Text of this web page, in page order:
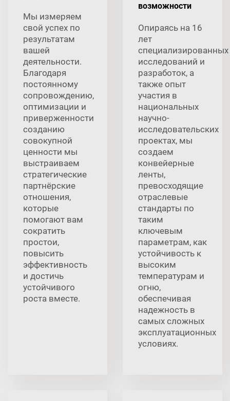
Мы измеряем
свой успех по
результатам
вашей
деятельности.
Благодаря
постоянному
сопровождению,
оптимизации и
приверженности
созданию
совокупной
ценности мы
выстраиваем
стратегические
партнёрские
отношения,
которые
помогают вам
сократить
простои,
повысить
эффективность
и достичь
устойчивого
роста вместе.
возможности
Опираясь на 16
лет
специализированных
исследований и
разработок, а
также опыт
участия в
национальных
научно-
исследовательских
проектах, мы
создаем
конвейерные
ленты,
превосходящие
отраслевые
стандарты по
таким
ключевым
параметрам, как
устойчивость к
высоким
температурам и
огню,
обеспечивая
надежность в
самых сложных
эксплуатационных
условиях.